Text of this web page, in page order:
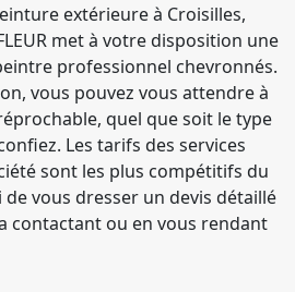
extérieure à Croisilles,
met à votre disposition une
professionnel chevronnés.
vous pouvez vous attendre à
quel que soit le type
Les tarifs des services
sont les plus compétitifs du
vous dresser un devis détaillé
contactant ou en vous rendant